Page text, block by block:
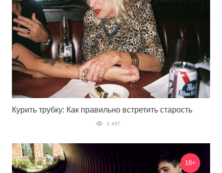
Курить трубку: Как правильно встретить старость
3 437
18+